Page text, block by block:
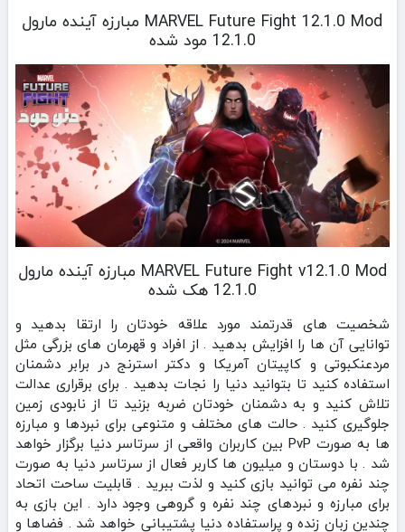
MARVEL Future Fight 12.1.0 Mod مبارزه آینده مارول
12.1.0 مود شده
MARVEL Future Fight v12.1.0 Mod مبارزه آینده مارول
12.1.0 هک شده
شخصیت های قدرتمند مورد علاقه خودتان را ارتقا بدهید و
توانایی آن ها را افزایش بدهید . از افراد و قهرمان های بزرگی مثل
مردعنکبوتی و کاپیتان آمریکا و دکتر استرنج در برابر دشمنان
استفاده کنید تا بتوانید دنیا را نجات بدهید . برای برقراری عدالت
تلاش کنید و به دشمنان خودتان ضربه بزنید تا از نابودی زمین
جلوگیری کنید . حالت های مختلف و متنوعی برای نبردها و مبارزه
ها به صورت PvP بین کاربران واقعی از سرتاسر دنیا برگزار خواهد
شد . با دوستان و میلیون ها کاربر فعال از سرتاسر دنیا به صورت
چند نفره می توانید بازی کنید و لذت ببرید . قابلیت ساحت اتحاد
برای مبارزه و نبردهای چند نفره و گروهی وجود دارد . این بازی به
چندین زبان زنده و پراستفاده دنیا پشتیبانی خواهد شد . فضاها و